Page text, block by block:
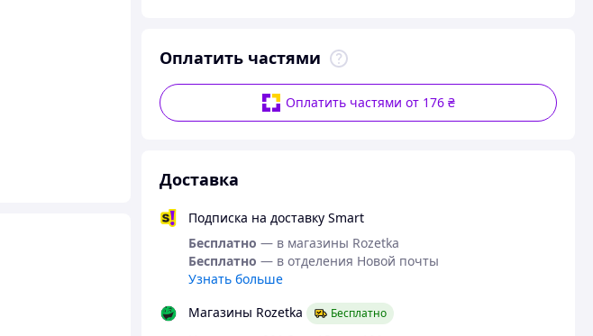
Оплатить частями
Оплатить частями от 176 ₴
Доставка
Подписка на доставку Smart
Бесплатно — в магазины Rozetka
Бесплатно — в отделения Новой почты
Узнать больше
Магазины Rozetka
Бесплатно